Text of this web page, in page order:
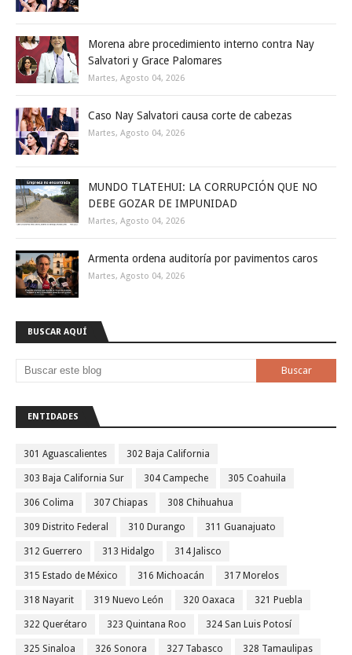
Morena abre procedimiento interno contra Nay
Salvatori y Grace Palomares
Martes, Agosto 04, 2026
Caso Nay Salvatori causa corte de cabezas
Martes, Agosto 04, 2026
MUNDO TLATEHUI: LA CORRUPCIÓN QUE NO
DEBE GOZAR DE IMPUNIDAD
Martes, Agosto 04, 2026
Armenta ordena auditoría por pavimentos caros
Martes, Agosto 04, 2026
BUSCAR AQUÍ
ENTIDADES
301 Aguascalientes 302 Baja California
303 Baja California Sur 304 Campeche 305 Coahuila
306 Colima 307 Chiapas 308 Chihuahua
309 Distrito Federal 310 Durango 311 Guanajuato
312 Guerrero 313 Hidalgo 314 Jalisco
315 Estado de México 316 Michoacán 317 Morelos
318 Nayarit 319 Nuevo León 320 Oaxaca 321 Puebla
322 Querétaro 323 Quintana Roo 324 San Luis Potosí
325 Sinaloa 326 Sonora 327 Tabasco 328 Tamaulipas